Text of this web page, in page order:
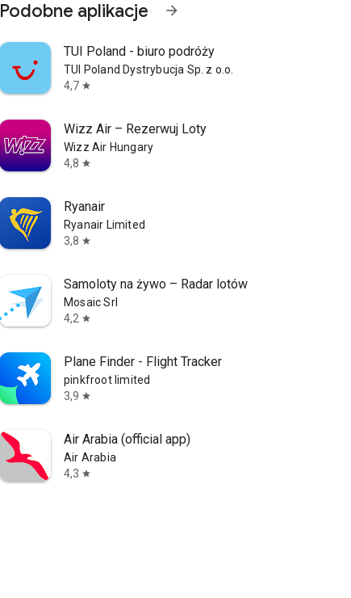
Podobne aplikacje arrow_forward
TUI Poland - biuro podróży
TUI Poland Dystrybucja Sp. z o.o.
4,7 star
Wizz Air – Rezerwuj Loty
Wizz Air Hungary
4,8 star
Ryanair
Ryanair Limited
3,8 star
Samoloty na żywo – Radar lotów
Mosaic Srl
4,2 star
Plane Finder - Flight Tracker
pinkfroot limited
3,9 star
Air Arabia (official app)
Air Arabia
4,3 star